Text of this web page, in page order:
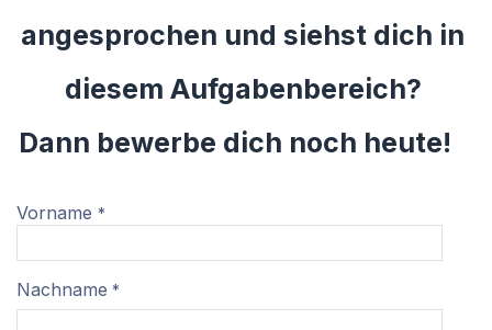
angesprochen ​und siehst dich in ​
diesem Aufgabenbereich?
Dann bewerbe dich noch heute!
Vorname *
Nachname *